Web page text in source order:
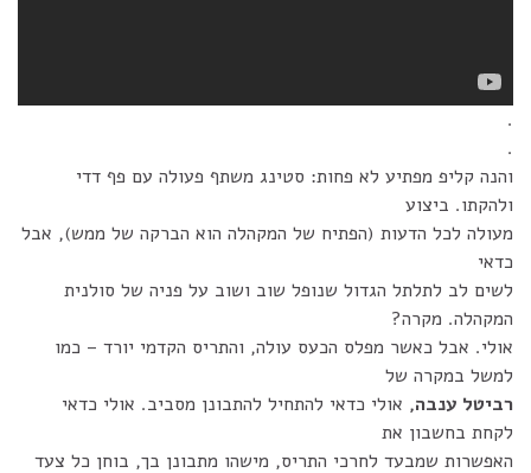
.
.
והנה קליפ מפתיע לא פחות: סטינג משתף פעולה עם פף דדי
ולהקתו. ביצוע
מעולה לכל הדעות (הפתיח של המקהלה הוא הברקה של ממש), אבל
כדאי
לשים לב לתלתל הגדול שנופל שוב ושוב על פניה של סולנית
המקהלה. מקרה?
אולי. אבל כאשר מפלס הכעס עולה, והתריס הקדמי יורד – כמו
למשל במקרה של
רביטל ענבה, אולי כדאי להתחיל להתבונן מסביב. אולי כדאי
לקחת בחשבון את
האפשרות שמבעד לחרכי התריס, מישהו מתבונן בך, בוחן כל צעד